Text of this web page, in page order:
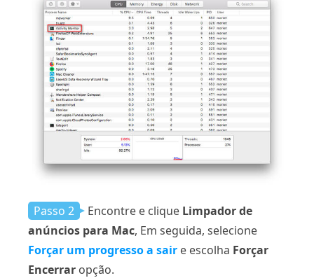
Passo 2 Encontre e clique Limpador de
anúncios para Mac, Em seguida, selecione
Forçar um progresso a sair e escolha Forçar
Encerrar opção.